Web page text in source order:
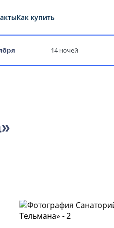
Как купить
14 ночей